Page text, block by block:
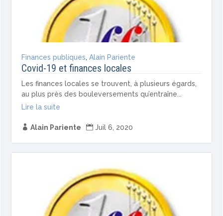
Finances publiques,Alain Pariente
Covid-19 et finances locales
Les finances locales se trouvent, à plusieurs égards,
au plus près des bouleversements qu’entraîne...
Lire la suite
 Alain Pariente  Juil 6, 2020